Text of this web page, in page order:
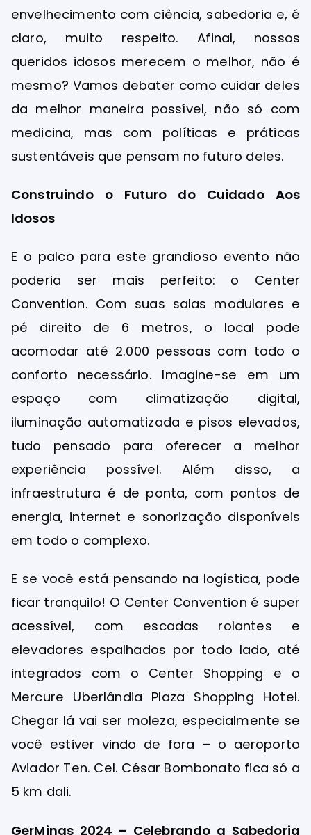
envelhecimento com ciência, sabedoria e, é
claro, muito respeito. Afinal, nossos
queridos idosos merecem o melhor, não é
mesmo? Vamos debater como cuidar deles
da melhor maneira possível, não só com
medicina, mas com políticas e práticas
sustentáveis que pensam no futuro deles.
Construindo o Futuro do Cuidado Aos
Idosos
E o palco para este grandioso evento não
poderia ser mais perfeito: o Center
Convention. Com suas salas modulares e
pé direito de 6 metros, o local pode
acomodar até 2.000 pessoas com todo o
conforto necessário. Imagine-se em um
espaço com climatização digital,
iluminação automatizada e pisos elevados,
tudo pensado para oferecer a melhor
experiência possível. Além disso, a
infraestrutura é de ponta, com pontos de
energia, internet e sonorização disponíveis
em todo o complexo.
E se você está pensando na logística, pode
ficar tranquilo! O Center Convention é super
acessível, com escadas rolantes e
elevadores espalhados por todo lado, até
integrados com o Center Shopping e o
Mercure Uberlândia Plaza Shopping Hotel.
Chegar lá vai ser moleza, especialmente se
você estiver vindo de fora – o aeroporto
Aviador Ten. Cel. César Bombonato fica só a
5 km dali.
GerMinas 2024 – Celebrando a Sabedoria